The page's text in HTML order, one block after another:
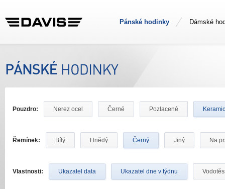
Pánské hodinky Dámské
Pouzdro: Nerez ocel Černé Pozlacené
Řemínek: Bílý Hnědý Černý Jiný Na
Vlastnosti: Ukazatel data Ukazatel dne v týdnu